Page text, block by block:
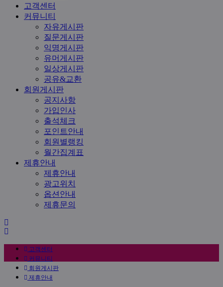
고객센터
커뮤니티
자유게시판
질문게시판
익명게시판
유머게시판
일상게시판
공유&교환
회원게시판
공지사항
가입인사
출석체크
포인트안내
회원별랭킹
월간집계표
제휴안내
제휴안내
광고위치
옵션안내
제휴문의
로
드
바
고객센터
커뮤니티
회원게시판
제휴안내